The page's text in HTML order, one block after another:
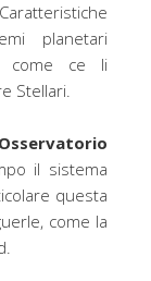
planetari
come ce li
Stellari.
il sistema
questa
come la